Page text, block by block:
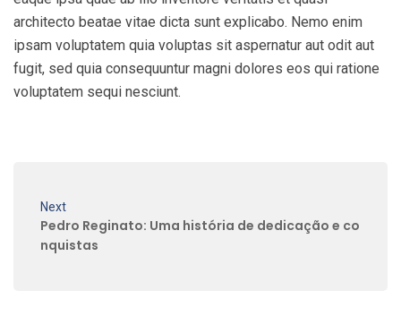
architecto beatae vitae dicta sunt explicabo. Nemo enim
ipsam voluptatem quia voluptas sit aspernatur aut odit aut
fugit, sed quia consequuntur magni dolores eos qui ratione
voluptatem sequi nesciunt.
Next
Pedro Reginato: Uma história de dedicação e co
nquistas